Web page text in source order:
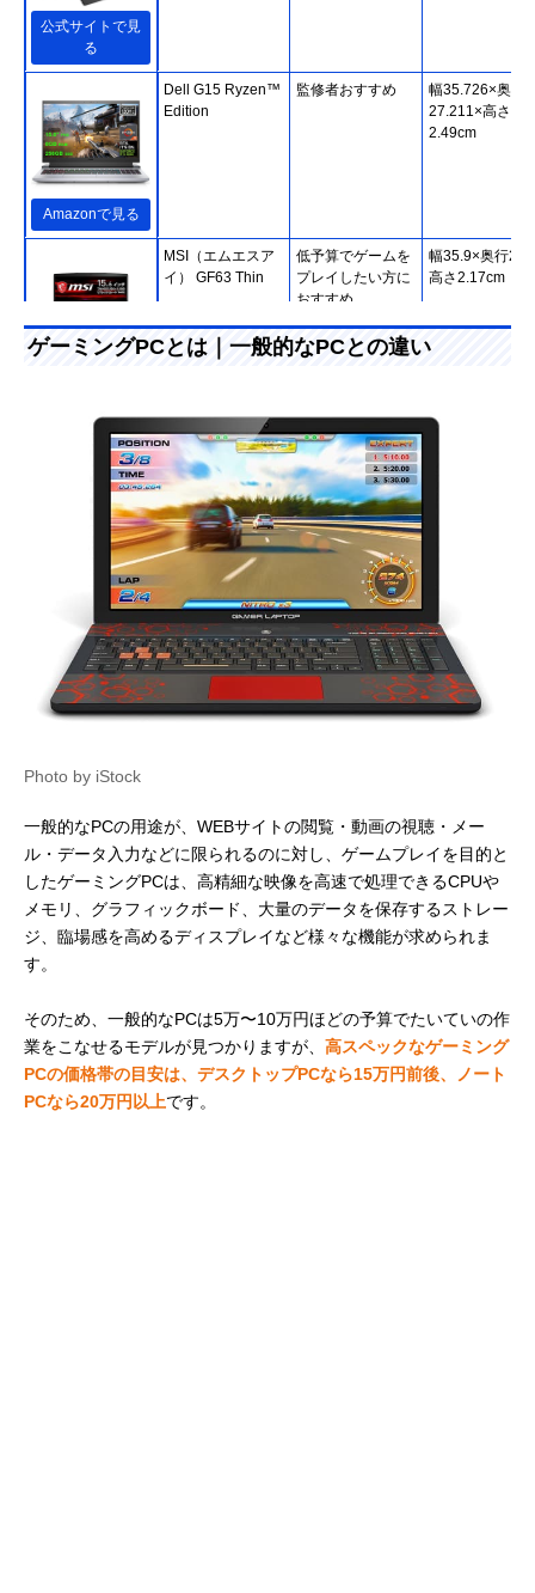
公式サイトで見
る
Amazonで見る
Dell G15 Ryzen™
Edition
監修者おすすめ
幅35.726×奥行
27.211×高さ
2.49cm
MSI（エムエスア
イ） GF63 Thin
低予算でゲームを
プレイしたい方に
おすすめ
幅35.9×奥行
高さ2.17cm
Amazonで見る
MSI（エムエスア
イ） Stealth 15M
第11世代Core i7
搭載のミドルクラ
スゲーミングノー
ト
幅35.83×奥行
Amazonで見る
ー） Razer Blade
14
Ryzen 9 5900HX
搭載のハイエンド
モデル
Amazonで見る
ASUS（エイスー
ス） TUF Dash
第11世代Core i5
搭載のコスパ優秀
幅36×奥行
さ1.99～2.09cm
Amazonで見る
ASUS（エイスー
ス） ROG
Zephyrus G15
WQHDの高解像度
で美麗グラフィッ
クが楽しめる
幅35.5×奥行
高さ1.99cm
Amazonで見る
Dell（デル） G15
高速ゲーミングと
幅35.73×奥行
Amazonで見る
GIGABYTE（ギガ
バイト） G5
第11世代Core i5
を搭載！
幅36.1×奥行
高さ2.79cm
Amazonで見る
Acer（エイサー）
Nitro 5
冷却システムでゲ
幅36.34×奥行
ゲーミングPCとは｜一般的なPCとの違い
Photo by iStock
一般的なPCの用途が、WEBサイトの閲覧・動画の視聴・メー
ル・データ入力などに限られるのに対し、ゲームプレイを目的と
したゲーミングPCは、高精細な映像を高速で処理できるCPUや
メモリ、グラフィックボード、大量のデータを保存するストレー
ジ、臨場感を高めるディスプレイなど様々な機能が求められま
す。
そのため、一般的なPCは5万〜10万円ほどの予算でたいていの作
業をこなせるモデルが見つかりますが、 高スペックなゲーミング
PCの価格帯の目安は、デスクトップPCなら15万円前後、ノート
PCなら20万円以上です。